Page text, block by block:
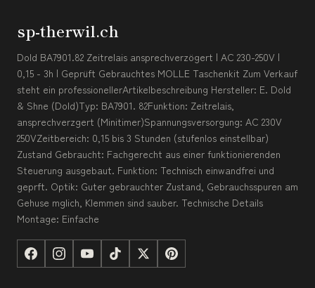
sp-therwil.ch
Dold BA7901.82 Zeitrelais ansprechverzögert | AC 230-250V |
0,15 - 3h | Geprüft Gebrauchtes MOLLE Taschenkit Zum Verkauf
steht ein professionellerArtikelbeschreibung Hersteller: E. Dold
& Shne (Dold)Typ: BA7901. 82Funktion: Zeitrelais,
ansprechverzgert (Minitimer)Spannungsversorgung: AC 230V
250VZeitbereich: 0,15 bis 3 Stunden (stufenlos einstellbar)
Zustand Gebraucht: Fachgerecht aus einer funktionierenden
Steuerung ausgebaut. Funktion: Technisch einwandfrei und
geprft. Optik: Guter gebrauchter Zustand, Gebrauchsspuren am
Gehuse mglich, Klemmen sind sauber. Technische Details
Montage: Einfache